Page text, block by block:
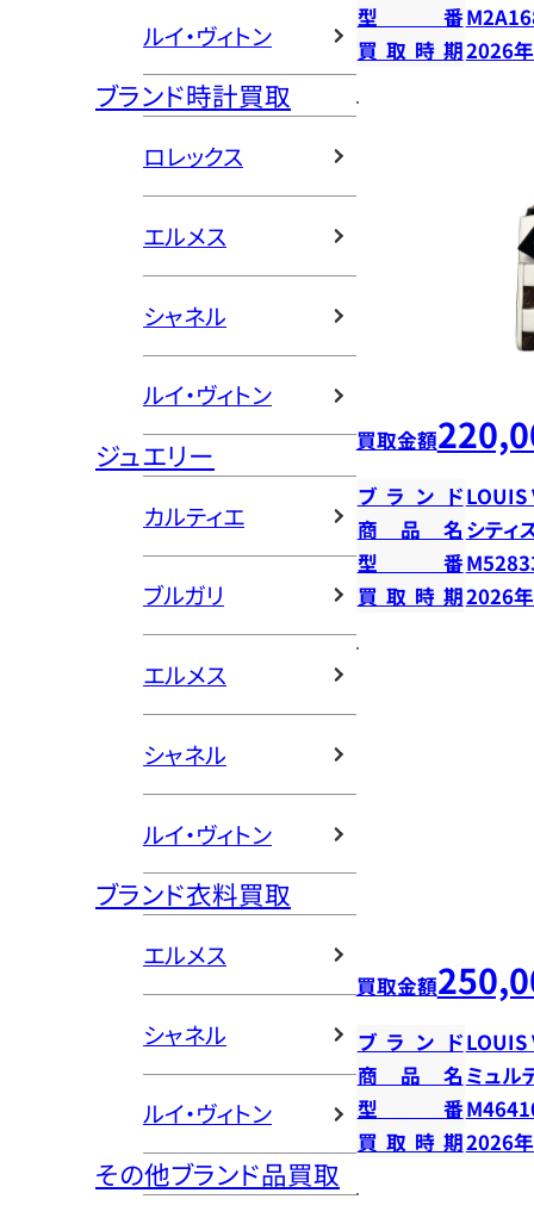
ルイ・ヴィトン
ブランド時計買取
ロレックス
エルメス
シャネル
ルイ・ヴィトン
ジュエリー
カルティエ
ブルガリ
エルメス
シャネル
ルイ・ヴィトン
ブランド衣料買取
エルメス
シャネル
ルイ・ヴィトン
その他ブランド品買取
型番
買取時期2026
買取金額
ブランドLOUIS
商品名 シティ
型番
買取時期2026
買取金額
ブランドLOUIS
商品名 ミュル
型番
買取時期2026